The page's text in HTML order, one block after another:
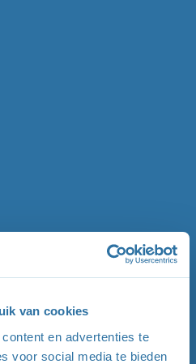
van cookies
en advertenties te
voor social media te bieden